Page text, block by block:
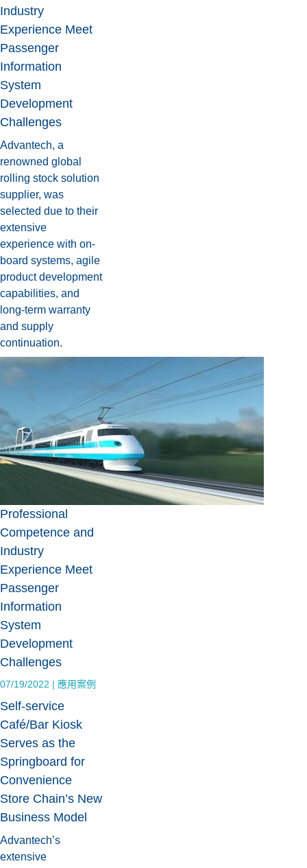
Industry
Experience Meet
Passenger
Information
System
Development
Challenges
Advantech, a
renowned global
rolling stock solution
supplier, was
selected due to their
extensive
experience with on-
board systems, agile
product development
capabilities, and
long-term warranty
and supply
continuation.
Professional
Competence and
Industry
Experience Meet
Passenger
Information
System
Development
Challenges
07/19/2022 | 應用案例
Self-service
Café/Bar Kiosk
Serves as the
Springboard for
Convenience
Store Chain’s New
Business Model
Advantech’s
extensive